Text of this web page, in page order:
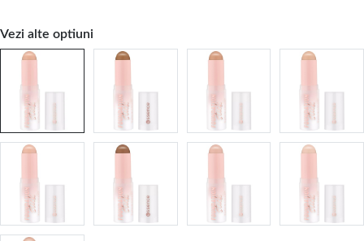
Vezi alte optiuni